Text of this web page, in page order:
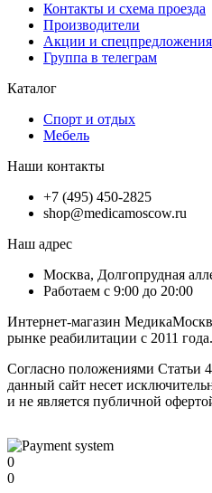
Контакты и схема проезда
Производители
Акции и спецпредложения
Группа в телеграм
Каталог
Спорт и отдых
Мебель
Наши контакты
+7 (495) 450-2825
shop@medicamoscow.ru
Наш адрес
Москва, Долгопрудная
Работаем с 9:00 до 20:00
Интернет-магазин
рынке реабилитации с 2011
Согласно положениями Статьи
данный сайт несет
и не является публичной
0
0